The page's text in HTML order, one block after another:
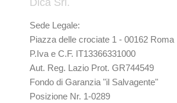
Dica Srl.
Sede Legale:
Piazza delle crociate 1 - 00162 Roma
P.Iva e C.F. IT13366331000
Aut. Reg. Lazio Prot. GR744549
Fondo di Garanzia "il Salvagente"
Posizione Nr. 1-0289